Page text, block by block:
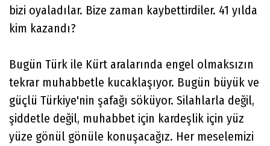
bizi oyaladılar. Bize zaman kaybettirdiler. 41 yılda
kim kazandı?
Bugün Türk ile Kürt aralarında engel olmaksızın
tekrar muhabbetle kucaklaşıyor. Bugün büyük ve
güçlü Türkiye'nin şafağı söküyor. Silahlarla değil,
şiddetle değil, muhabbet için kardeşlik için yüz
yüze gönül gönüle konuşacağız. Her meselemizi